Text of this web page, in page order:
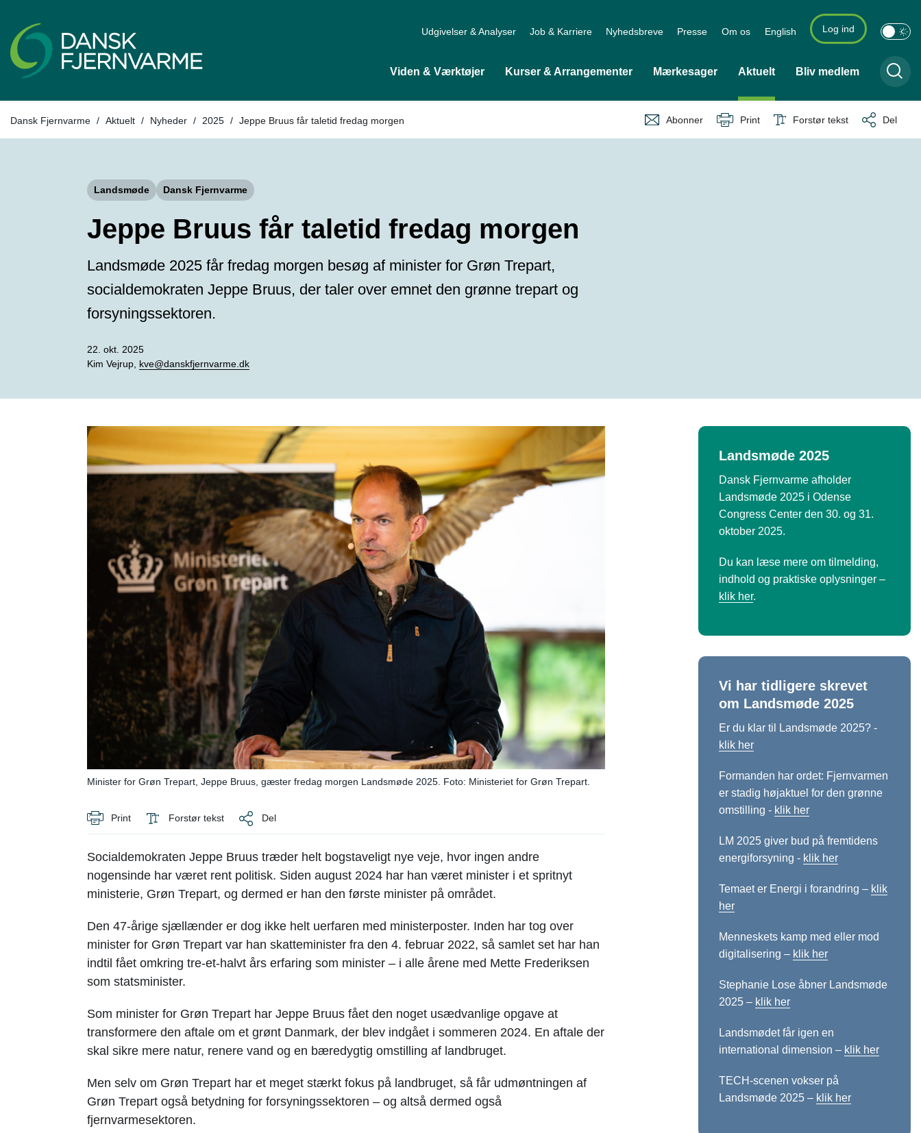
Udgivelser & Analyser Job & Karriere Nyhedsbreve Presse Om os English Log ind
Viden & Værktøjer Kurser & Arrangementer Mærkesager Aktuelt Bliv medlem
Dansk Fjernvarme / Aktuelt / Nyheder / Tilbage til
2025 / Jeppe Bruus får taletid fredag morgen Abonner Print Forstør tekst Del
Landsmøde Dansk Fjernvarme
Jeppe Bruus får taletid fredag morgen
Landsmøde 2025 får fredag morgen besøg af minister for Grøn Trepart,
socialdemokraten Jeppe Bruus, der taler over emnet den grønne trepart og
forsyningssektoren.
22. okt. 2025
Kim Vejrup, kve@danskfjernvarme.dk
Minister for Grøn Trepart, Jeppe Bruus, gæster fredag morgen Landsmøde 2025. Foto: Ministeriet for Grøn Trepart.
Print Forstør tekst Del
Socialdemokraten Jeppe Bruus træder helt bogstaveligt nye veje, hvor ingen andre
nogensinde har været rent politisk. Siden august 2024 har han været minister i et spritnyt
ministerie, Grøn Trepart, og dermed er han den første minister på området.
Den 47-årige sjællænder er dog ikke helt uerfaren med ministerposter. Inden har tog over
minister for Grøn Trepart var han skatteminister fra den 4. februar 2022, så samlet set har han
indtil fået omkring tre-et-halvt års erfaring som minister – i alle årene med Mette Frederiksen
som statsminister.
Som minister for Grøn Trepart har Jeppe Bruus fået den noget usædvanlige opgave at
transformere den aftale om et grønt Danmark, der blev indgået i sommeren 2024. En aftale der
skal sikre mere natur, renere vand og en bæredygtig omstilling af landbruget.
Men selv om Grøn Trepart har et meget stærkt fokus på landbruget, så får udmøntningen af
Grøn Trepart også betydning for forsyningssektoren – og altså dermed også
fjernvarmesektoren.
Landsmøde 2025
Dansk Fjernvarme afholder
Landsmøde 2025 i Odense
Congress Center den 30. og 31.
oktober 2025.
Du kan læse mere om tilmelding,
indhold og praktiske oplysninger –
klik her.
Vi har tidligere skrevet
om Landsmøde 2025
Er du klar til Landsmøde 2025? -
klik her
Formanden har ordet: Fjernvarmen
er stadig højaktuel for den grønne
omstilling - klik her
LM 2025 giver bud på fremtidens
energiforsyning - klik her
Temaet er Energi i forandring – klik
her
Menneskets kamp med eller mod
digitalisering – klik her
Stephanie Lose åbner Landsmøde
2025 – klik her
Landsmødet får igen en
international dimension – klik her
TECH-scenen vokser på
Landsmøde 2025 – klik her